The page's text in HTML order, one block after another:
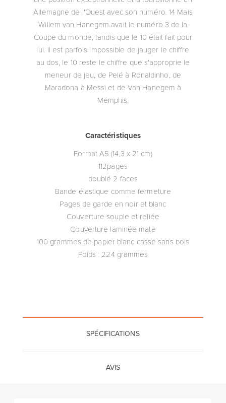
Allemagne de l'Ouest avec son numéro. 14 Mais
Willem van Hanegem avait le numéro 3 de la
Coupe du monde, tandis que le 10 était fait pour
lui. Il est parfois impossible de jauger le chiffre
au dos, le 10 reste le chiffre que s'approprie le
meneur de jeu, de Pelé à Ronaldinho, de
Maradona à Messi et de Van Hanegem à
Memphis.
Caractéristiques
Format A5 (14,3 x 21 cm)
112pages
doublé 2 faces
Bande élastique comme fermeture
Pages de garde en noir et blanc
Couverture souple et reliée
Couverture laminée mate
100 grammes de papier blanc cassé sans bois
Poids : 224 grammes
SPÉCIFICATIONS
AVIS